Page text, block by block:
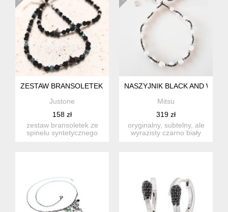
ZESTAW BRANSOLETEK SPINEL CZARNY Z HEMATYTEM
Justone
158 zł
zestaw bransoletek ze
spinelu syntetycznego
NASZYJNIK BLACK AND
Mitsu
319 zł
oryginalny, subtelny, ale
wyrazisty czarno biały